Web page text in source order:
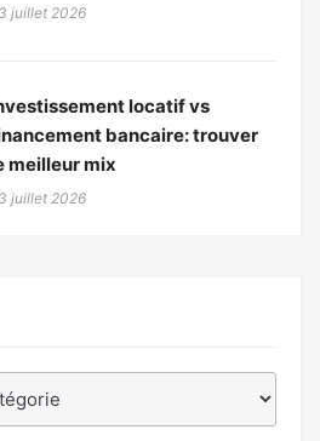
juillet 2026
locatif vs
bancaire: trouver
meilleur mix
juillet 2026